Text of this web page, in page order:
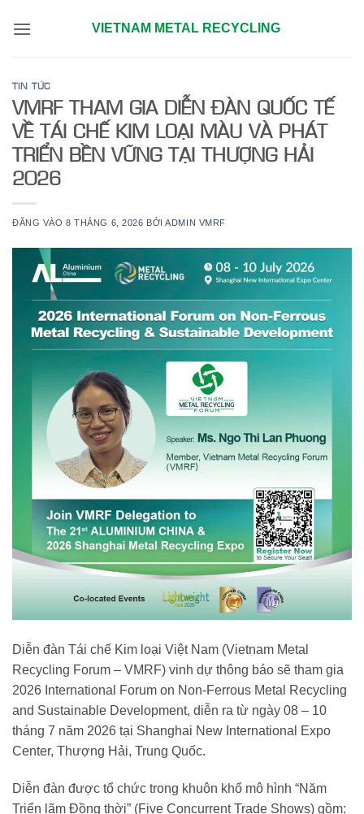
qua
VIETNAM METAL RECYCLING
TIN TỨC
VMRF THAM GIA DIỄN ĐÀN QUỐC TẾ
VỀ TÁI CHẾ KIM LOẠI MÀU VÀ PHÁT
TRIỂN BỀN VỮNG TẠI THƯỢNG HẢI
2026
ĐĂNG VÀO8 THÁNG 6, 2026 BỞIADMIN VMRF
Diễn đàn Tái chế Kim loại Việt Nam (Vietnam Metal
Recycling Forum – VMRF) vinh dự thông báo sẽ tham gia
2026 International Forum on Non-Ferrous Metal Recycling
and Sustainable Development, diễn ra từ ngày 08 – 10
tháng 7 năm 2026 tại Shanghai New International Expo
Center, Thượng Hải, Trung Quốc.
Diễn đàn được tổ chức trong khuôn khổ mô hình “Năm
Triển lãm Đồng thời” (Five Concurrent Trade Shows) gồm: